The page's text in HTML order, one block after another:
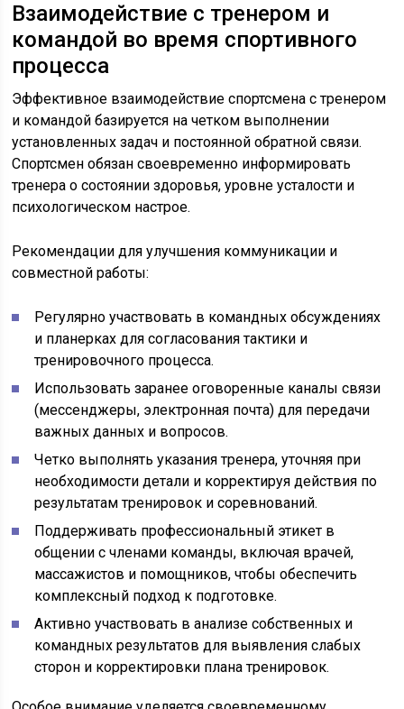
Взаимодействие с тренером и
командой во время спортивного
процесса
Эффективное взаимодействие спортсмена с тренером
и командой базируется на четком выполнении
установленных задач и постоянной обратной связи.
Спортсмен обязан своевременно информировать
тренера о состоянии здоровья, уровне усталости и
психологическом настрое.
Рекомендации для улучшения коммуникации и
совместной работы:
Регулярно участвовать в командных обсуждениях
и планерках для согласования тактики и
тренировочного процесса.
Использовать заранее оговоренные каналы связи
(мессенджеры, электронная почта) для передачи
важных данных и вопросов.
Четко выполнять указания тренера, уточняя при
необходимости детали и корректируя действия по
результатам тренировок и соревнований.
Поддерживать профессиональный этикет в
общении с членами команды, включая врачей,
массажистов и помощников, чтобы обеспечить
комплексный подход к подготовке.
Активно участвовать в анализе собственных и
командных результатов для выявления слабых
сторон и корректировки плана тренировок.